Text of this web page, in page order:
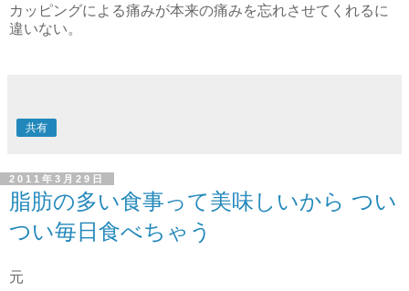
カッピングによる痛みが本来の痛みを忘れさせてくれるに
違いない。
共有
2011年3月29日
脂肪の多い食事って美味しいから つい
つい毎日食べちゃう
元